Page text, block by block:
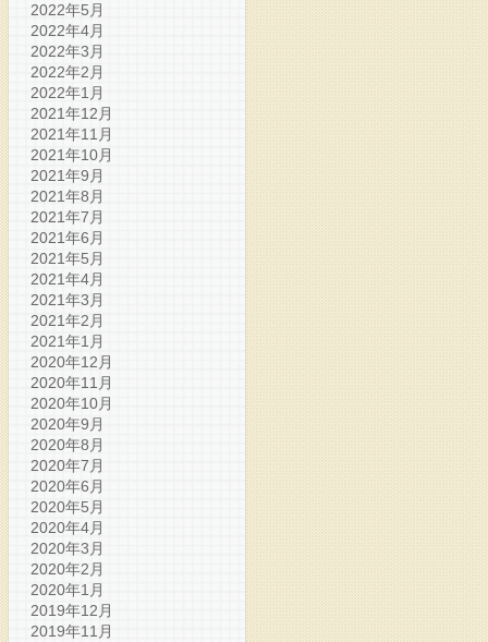
2022年5月
2022年4月
2022年3月
2022年2月
2022年1月
2021年12月
2021年11月
2021年10月
2021年9月
2021年8月
2021年7月
2021年6月
2021年5月
2021年4月
2021年3月
2021年2月
2021年1月
2020年12月
2020年11月
2020年10月
2020年9月
2020年8月
2020年7月
2020年6月
2020年5月
2020年4月
2020年3月
2020年2月
2020年1月
2019年12月
2019年11月